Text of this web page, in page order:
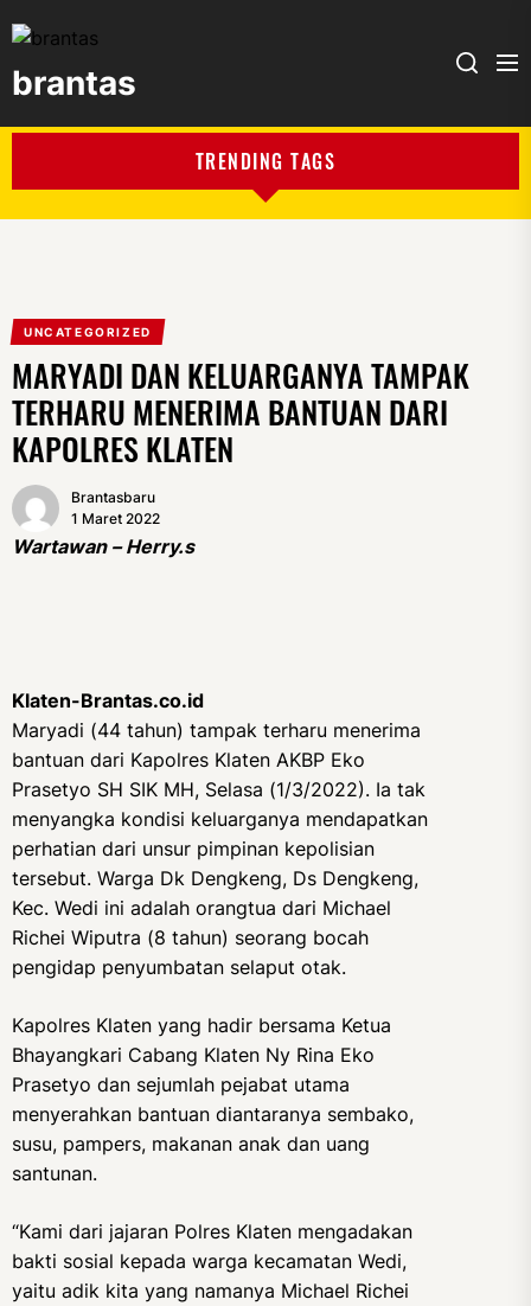
brantas
TRENDING TAGS
UNCATEGORIZED
MARYADI DAN KELUARGANYA TAMPAK
TERHARU MENERIMA BANTUAN DARI
KAPOLRES KLATEN
Brantasbaru
1 Maret 2022
Wartawan – Herry.s
Klaten-Brantas.co.id
Maryadi (44 tahun) tampak terharu menerima
bantuan dari Kapolres Klaten AKBP Eko
Prasetyo SH SIK MH, Selasa (1/3/2022). Ia tak
menyangka kondisi keluarganya mendapatkan
perhatian dari unsur pimpinan kepolisian
tersebut. Warga Dk Dengkeng, Ds Dengkeng,
Kec. Wedi ini adalah orangtua dari Michael
Richei Wiputra (8 tahun) seorang bocah
pengidap penyumbatan selaput otak.
Kapolres Klaten yang hadir bersama Ketua
Bhayangkari Cabang Klaten Ny Rina Eko
Prasetyo dan sejumlah pejabat utama
menyerahkan bantuan diantaranya sembako,
susu, pampers, makanan anak dan uang
santunan.
“Kami dari jajaran Polres Klaten mengadakan
bakti sosial kepada warga kecamatan Wedi,
yaitu adik kita yang namanya Michael Richei